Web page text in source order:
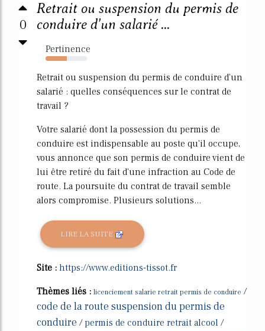
0
Retrait ou suspension du permis de
conduire d'un salarié ...
Pertinence
52%
Retrait ou suspension du permis de conduire d'un
salarié : quelles conséquences sur le contrat de
travail ?
Votre salarié dont la possession du permis de
conduire est indispensable au poste qu'il occupe,
vous annonce que son permis de conduire vient de
lui être retiré du fait d'une infraction au Code de
route. La poursuite du contrat de travail semble
alors compromise. Plusieurs solutions...
LIRE LA SUITE
Site : https://www.editions-tissot.fr
Thèmes liés : licenciement salarie retrait permis de conduire /
code de la route suspension du permis de
conduire /permis de conduire retrait alcool /